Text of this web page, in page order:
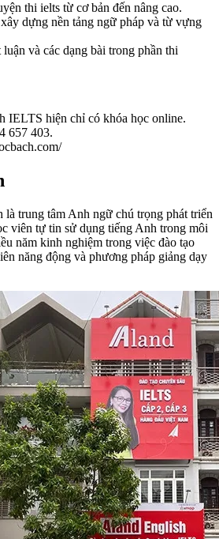
thi ielts từ cơ bản đến nâng cao.
dựng nền tảng ngữ pháp và từ vựng
và các dạng bài trong phần thi
IELTS hiện chỉ có khóa học online.
657 403.
là trung tâm Anh ngữ chú trọng phát triển
viên tự tin sử dụng tiếng Anh trong môi
năm kinh nghiệm trong việc đào tạo
năng động và phương pháp giảng dạy